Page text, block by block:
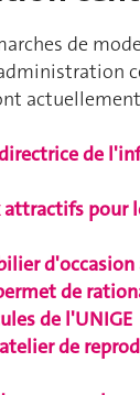
de
de
pour
d'occasion
de
de l'UNIGE
de